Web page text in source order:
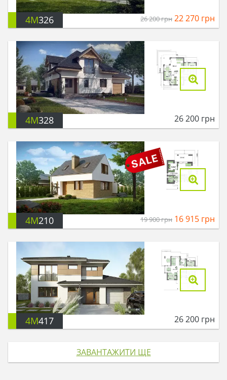
4M326 26 200грн 22 270 грн
4M328 26 200 грн
4M210 19 900грн 16 915 грн
4M417 26 200 грн
ЗАВАНТАЖИТИ ЩЕ